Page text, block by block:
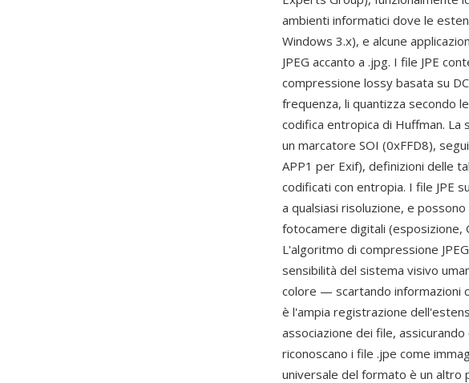
ambienti informatici dove le
Windows 3.x), e alcune
JPEG accanto a .jpg. I file JPE
compressione lossy basata su
frequenza, li quantizza secondo
codifica entropica di Huffman. La
un marcatore SOI (0xFFD8),
APP1 per Exif), definizioni delle
codificati con entropia. I file JPE
a qualsiasi risoluzione, e
fotocamere digitali (esposizione,
L'algoritmo di compressione
sensibilità del sistema visivo
colore — scartando informazioni
è l'ampia registrazione
associazione dei file,
riconoscano i file .jpe come
universale del formato è un altro